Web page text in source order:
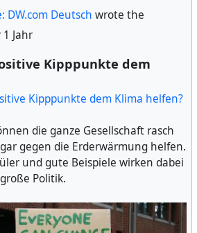
DW.com Deutsch wrote the
1 Jahr
Kipppunkte dem
Kipppunkte dem Klima helfen?
die ganze Gesellschaft rasch
gegen die Erderwärmung helfen.
und gute Beispiele wirken dabei
Politik.